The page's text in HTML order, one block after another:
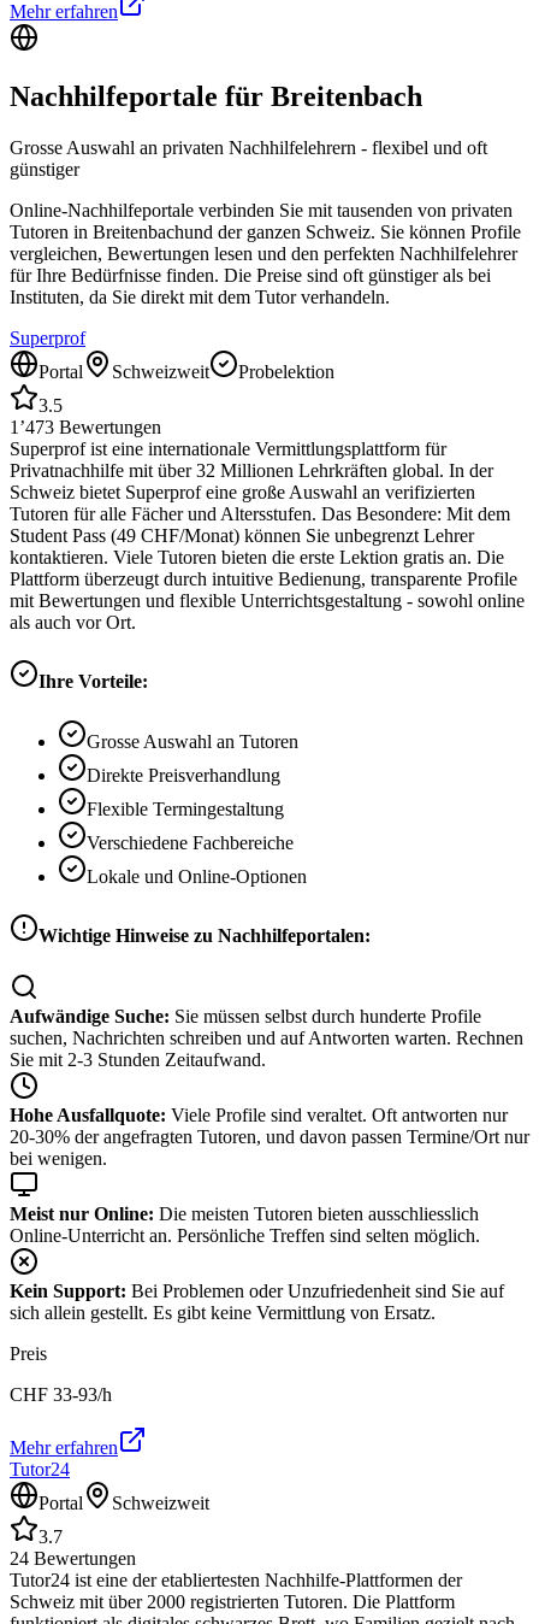
Mehr erfahren
Nachhilfeportale für Breitenbach
Grosse Auswahl an privaten Nachhilfelehrern - flexibel und oft
günstiger
Online-Nachhilfeportale verbinden Sie mit tausenden von privaten
Tutoren in Breitenbachund der ganzen Schweiz. Sie können Profile
vergleichen, Bewertungen lesen und den perfekten Nachhilfelehrer
für Ihre Bedürfnisse finden. Die Preise sind oft günstiger als bei
Instituten, da Sie direkt mit dem Tutor verhandeln.
Superprof
Portal
Schweizweit
Probelektion
3.5
1’473 Bewertungen
Superprof ist eine internationale Vermittlungsplattform für
Privatnachhilfe mit über 32 Millionen Lehrkräften global. In der
Schweiz bietet Superprof eine große Auswahl an verifizierten
Tutoren für alle Fächer und Altersstufen. Das Besondere: Mit dem
Student Pass (49 CHF/Monat) können Sie unbegrenzt Lehrer
kontaktieren. Viele Tutoren bieten die erste Lektion gratis an. Die
Plattform überzeugt durch intuitive Bedienung, transparente Profile
mit Bewertungen und flexible Unterrichtsgestaltung - sowohl online
als auch vor Ort.
Ihre Vorteile:
Grosse Auswahl an Tutoren
Direkte Preisverhandlung
Flexible Termingestaltung
Verschiedene Fachbereiche
Lokale und Online-Optionen
Wichtige Hinweise zu Nachhilfeportalen:
Aufwändige Suche: Sie müssen selbst durch hunderte Profile
suchen, Nachrichten schreiben und auf Antworten warten. Rechnen
Sie mit 2-3 Stunden Zeitaufwand.
Hohe Ausfallquote: Viele Profile sind veraltet. Oft antworten nur
20-30% der angefragten Tutoren, und davon passen Termine/Ort nur
bei wenigen.
Meist nur Online: Die meisten Tutoren bieten ausschliesslich
Online-Unterricht an. Persönliche Treffen sind selten möglich.
Kein Support: Bei Problemen oder Unzufriedenheit sind Sie auf
sich allein gestellt. Es gibt keine Vermittlung von Ersatz.
Preis
CHF 33-93/h
Mehr erfahren
Tutor24
Portal
Schweizweit
3.7
24 Bewertungen
Tutor24 ist eine der etabliertesten Nachhilfe-Plattformen der
Schweiz mit über 2000 registrierten Tutoren. Die Plattform